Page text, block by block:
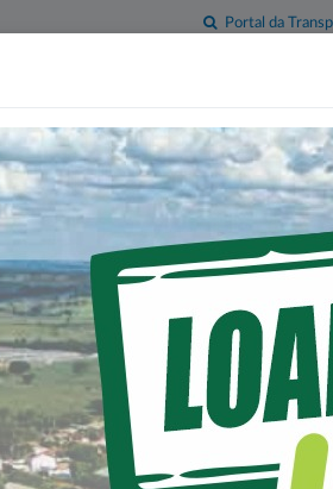
Portal da
Servidor Contatos
HABITAÇÃO